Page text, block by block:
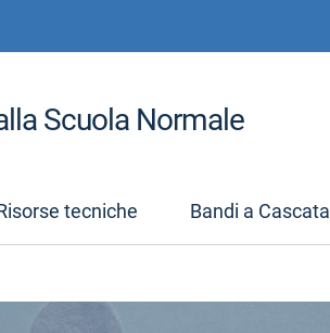
Scuola Normale
tecniche Bandi a Cascata